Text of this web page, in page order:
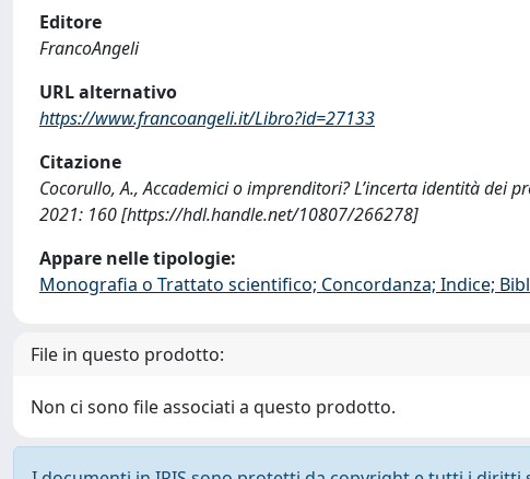
Editore
FrancoAngeli
URL alternativo
https://www.francoangeli.it/Libro?id=27133
Citazione
Cocorullo, A., Accademici o imprenditori? L’incerta identità dei
2021: 160 [https://hdl.handle.net/10807/266278]
Appare nelle tipologie:
Monografia o Trattato scientifico; Concordanza; Indice;
File in questo prodotto:
Non ci sono file associati a questo prodotto.